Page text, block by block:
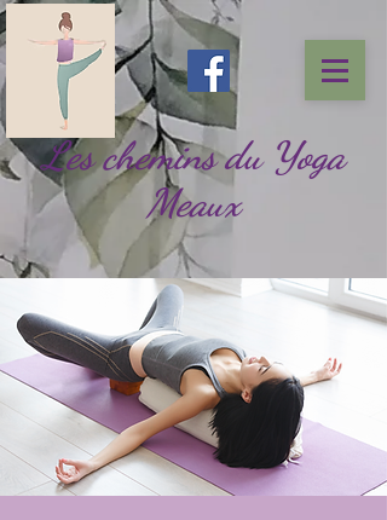
Les chemins du Yoga
Meaux